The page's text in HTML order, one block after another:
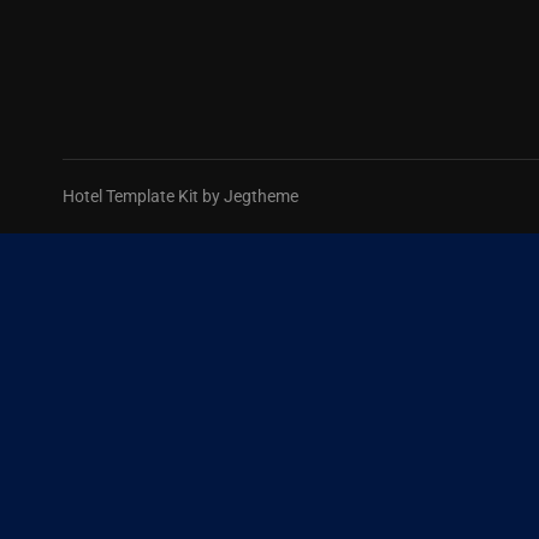
Hotel Template Kit by Jegtheme